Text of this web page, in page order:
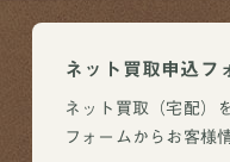
ネット買取申込フ
ネット買取（宅配）
フォームからお客様